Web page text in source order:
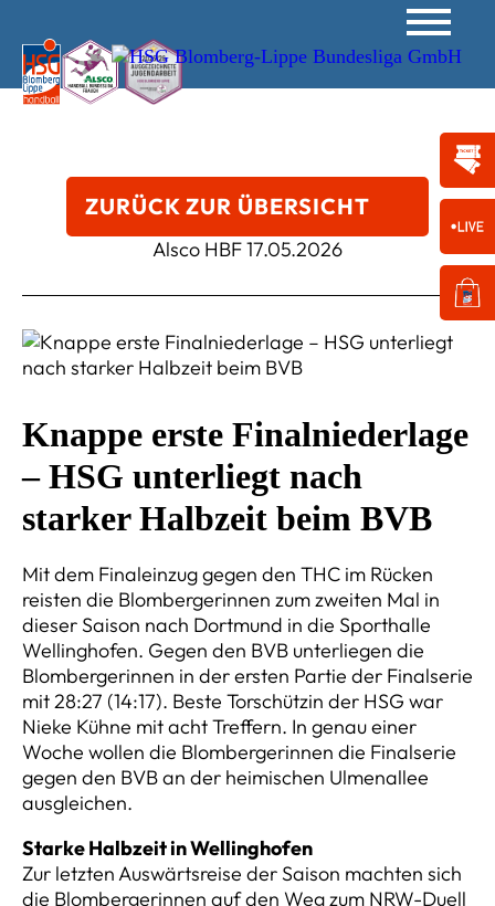
ZURÜCK ZUR ÜBERSICHT
Alsco HBF17.05.2026
Knappe erste Finalniederlage
– HSG unterliegt nach
starker Halbzeit beim BVB
Mit dem Finaleinzug gegen den THC im Rücken
reisten die Blombergerinnen zum zweiten Mal in
dieser Saison nach Dortmund in die Sporthalle
Wellinghofen. Gegen den BVB unterliegen die
Blombergerinnen in der ersten Partie der Finalserie
mit 28:27 (14:17). Beste Torschützin der HSG war
Nieke Kühne mit acht Treffern. In genau einer
Woche wollen die Blombergerinnen die Finalserie
gegen den BVB an der heimischen Ulmenallee
ausgleichen.
Starke Halbzeit in Wellinghofen
Zur letzten Auswärtsreise der Saison machten sich
die Blombergerinnen auf den Weg zum NRW-Duell